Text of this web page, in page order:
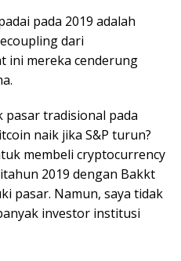
pada 2019 adalah
dari
ini mereka cenderung
pasar tradisional pada
naik jika S&P turun?
membeli cryptocurrency
2019 dengan Bakkt
pasar. Namun, saya tidak
investor institusi